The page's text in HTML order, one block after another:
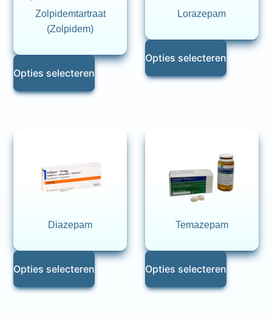
Zolpidemtartraat
(Zolpidem)
Opties selecteren
Lorazepam
Opties selecteren
Diazepam
Opties selecteren
Temazepam
Opties selecteren